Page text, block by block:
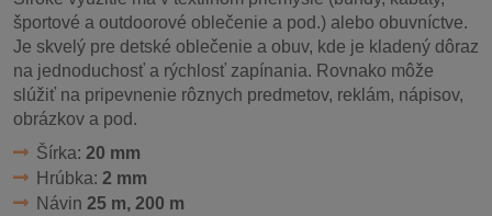
športové a outdoorové oblečenie a pod.) alebo obuvníctve.
Je skvelý pre detské oblečenie a obuv, kde je kladený dôraz
na jednoduchosť a rýchlosť zapínania. Rovnako môže
slúžiť na pripevnenie rôznych predmetov, reklám, nápisov,
obrázkov a pod.
Šírka: 20 mm
Hrúbka: 2 mm
Návin 25 m, 200 m